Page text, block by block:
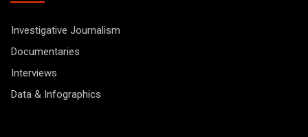
Investigative Journalism
Documentaries
Interviews
Data & Infographics